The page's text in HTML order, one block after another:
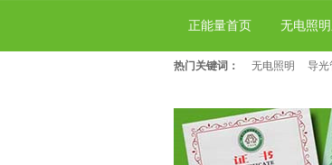
正能量首页 无电照
热门关键词： 无电照明 导光